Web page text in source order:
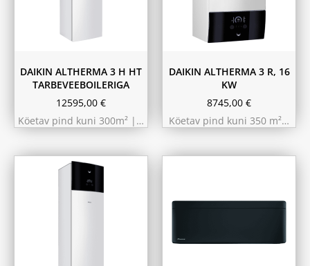
230L
DAIKIN ALTHERMA 3 H HT
TARBEVEEBOILERIGA
12595,00 €
Köetav pind kuni 300m² |…
DAIKIN ALTHERMA 3 R, 16
KW
8745,00 €
Köetav pind kuni 350 m²…